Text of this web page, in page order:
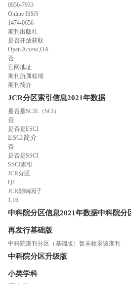
0956-7933
Online ISSN
1474-0656
期刊出版社
是否开放获取
Open Access,OA
否
官网地址
期刊所属领域
期刊简介
JCR分区索引信息2021年数据
是否是SCIE（SCI）
否
是否是ESCI
ESCI简介
否
是否是SSCI
SSCI索引
JCR分区
Q1
JCR影响因子
1.16
中科院分区信息2021年数据中科院分
再发行基础版
中科院期刊分区（基础版）暂未收录该期刊
中科院分区升级版
小类学科